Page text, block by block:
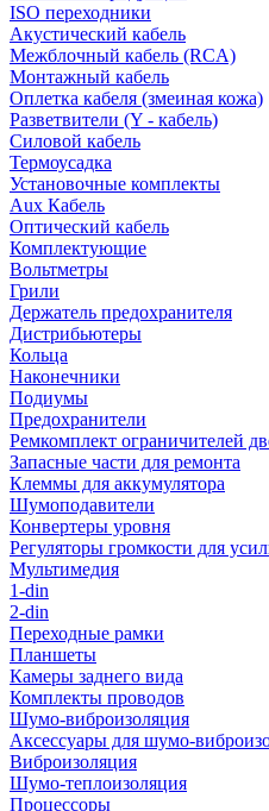
ISO переходники
Акустический кабель
Межблочный кабель (RCA)
Монтажный кабель
Оплетка кабеля (змеиная кожа)
Разветвители (Y - кабель)
Силовой кабель
Термоусадка
Установочные комплекты
Aux Кабель
Оптический кабель
Комплектующие
Вольтметры
Грили
Держатель предохранителя
Дистрибьютеры
Кольца
Наконечники
Подиумы
Предохранители
Ремкомплект ограничителей
Запасные части для ремонта
Клеммы для аккумулятора
Шумоподавители
Конвертеры уровня
Регуляторы громкости для
Мультимедия
1-din
2-din
Переходные рамки
Планшеты
Камеры заднего вида
Комплекты проводов
Шумо-виброизоляция
Аксессуары для шумо-
Виброизоляция
Шумо-теплоизоляция
Процессоры